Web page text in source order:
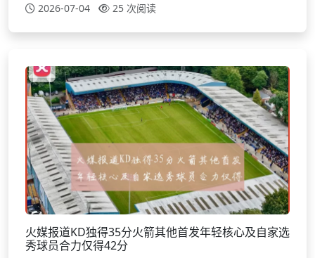
2026-07-04 25 次阅读
火媒报道KD独得35分火箭其他首发年轻核心及自家选
秀球员合力仅得42分